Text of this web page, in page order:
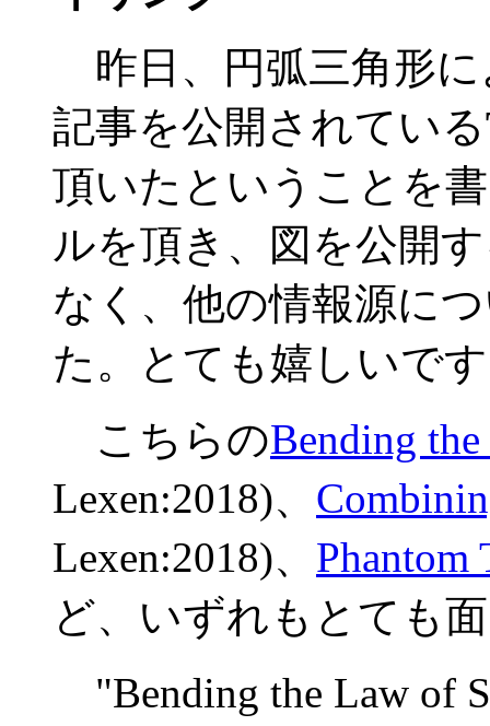
昨日、円弧三角形
記事を公開されている
頂いたということを
ルを頂き、図を公開
なく、他の情報源に
た。とても嬉しいで
こちらのBending
Lexen:2018)、
Lexen:2018)、 Phantom
ど、いずれもとても
"Bending the Law of